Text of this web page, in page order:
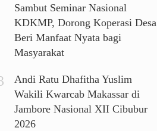
Sambut Seminar Nasional
KDKMP, Dorong Koperasi Desa
Beri Manfaat Nyata bagi
Masyarakat
Andi Ratu Dhafitha Yuslim
Wakili Kwarcab Makassar di
Jambore Nasional XII Cibubur
2026